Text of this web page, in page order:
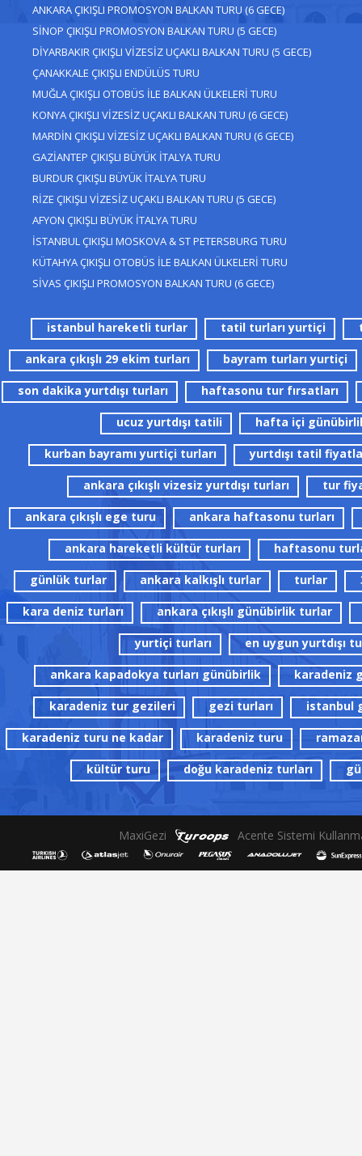
ANKARA ÇIKIŞLI PROMOSYON BALKAN TURU (6 GECE)
SİNOP ÇIKIŞLI PROMOSYON BALKAN TURU (5 GECE)
DİYARBAKIR ÇIKIŞLI VİZESİZ UÇAKLI BALKAN TURU (5 GECE)
ÇANAKKALE ÇIKIŞLI ENDÜLÜS TURU
MUĞLA ÇIKIŞLI OTOBÜS İLE BALKAN ÜLKELERİ TURU
KONYA ÇIKIŞLI VİZESİZ UÇAKLI BALKAN TURU (6 GECE)
MARDİN ÇIKIŞLI VİZESİZ UÇAKLI BALKAN TURU (6 GECE)
GAZİANTEP ÇIKIŞLI BÜYÜK İTALYA TURU
BURDUR ÇIKIŞLI BÜYÜK İTALYA TURU
RİZE ÇIKIŞLI VİZESİZ UÇAKLI BALKAN TURU (5 GECE)
AFYON ÇIKIŞLI BÜYÜK İTALYA TURU
İSTANBUL ÇIKIŞLI MOSKOVA & ST PETERSBURG TURU
KÜTAHYA ÇIKIŞLI OTOBÜS İLE BALKAN ÜLKELERİ TURU
SİVAS ÇIKIŞLI PROMOSYON BALKAN TURU (6 GECE)
istanbul hareketli turlar tatil turları yurtiçi
ankara çıkışlı 29 ekim turları bayram turları yurtiçi
son dakika yurtdışı turları haftasonu tur fırsatları
ucuz yurtdışı tatili hafta içi
kurban bayramı yurtiçi turları yurtdışı tatil
ankara çıkışlı vizesiz yurtdışı turları tur
ankara çıkışlı ege turu ankara haftasonu turları
ankara hareketli kültür turları haftasonu
günlük turlar ankara kalkışlı turlar turlar
kara deniz turları ankara çıkışlı günübirlik turlar
yurtiçi turları en uygun yurtdışı
ankara kapadokya turları günübirlik karadeniz
karadeniz tur gezileri gezi turları istanbul
karadeniz turu ne kadar karadeniz turu
kültür turu doğu karadeniz turları
MaxiGezi Acente Sistemi